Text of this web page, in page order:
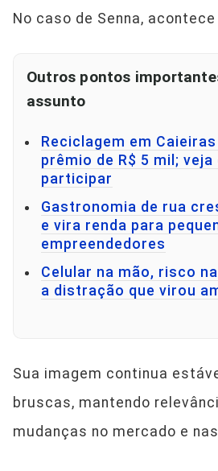
No caso de Senna,
Outros pontos
assunto
Reciclagem em
prêmio de R$ 5 mil; veja
participar
Gastronomia de rua
e vira renda para
empreendedores
Celular na mão, risco
a distração que virou
Sua imagem continua
bruscas, mantendo
mudanças no mercado e